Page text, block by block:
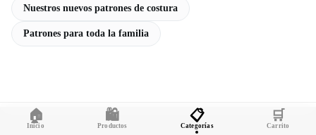
Nuestros nuevos patrones de costura
Patrones para toda la familia
🏠
Inicio
🛍️
Productos
📋
Categorías
🛒
Carrito